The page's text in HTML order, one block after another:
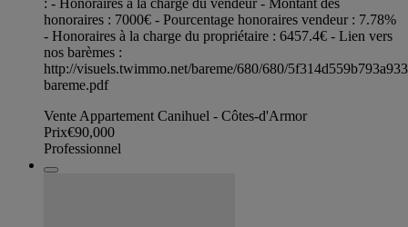
: - Honoraires à la charge du vendeur - Montant des
honoraires : 7000€ - Pourcentage honoraires vendeur : 7.78%
- Honoraires à la charge du propriétaire : 6457.4€ - Lien vers
nos barèmes :
http://visuels.twimmo.net/bareme/680/680/
bareme.pdf
Vente Appartement Canihuel - Côtes-d'Armor
Prix€90,000
Professionnel